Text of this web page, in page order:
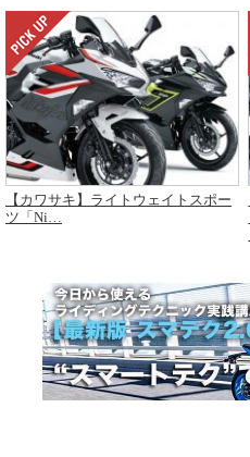
【カワサキ】ライトウェイトスポー
ツ「Ni…